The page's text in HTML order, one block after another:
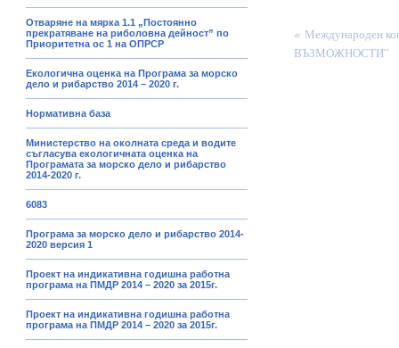
Отваряне на мярка 1.1 „Постоянно
прекратяване на риболовна дейност” по
Приоритетна ос 1 на ОПРСР
Екологична оценка на Програма за морско
дело и рибарство 2014 – 2020 г.
Нормативна база
Министерство на околната среда и водите
съгласува екологичната оценка на
Програмата за морско дело и рибарство
2014-2020 г.
6083
Програма за морско дело и рибарство 2014-
2020 версия 1
Проект на индикативна годишна работна
програма на ПМДР 2014 – 2020 за 2015г.
Проект на индикативна годишна работна
програма на ПМДР 2014 – 2020 за 2015г.
« Международен
ВЪЗМОЖНОСТИ”